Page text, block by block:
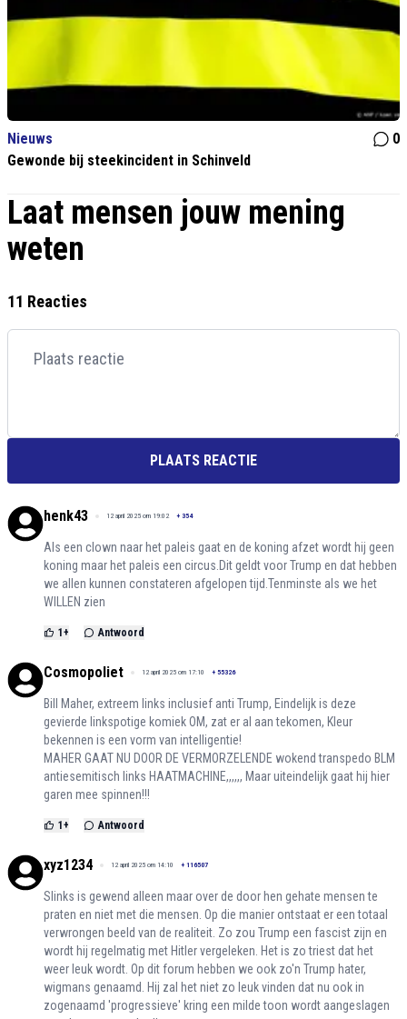
Nieuws
0
Gewonde bij steekincident in Schinveld
Laat mensen jouw mening
weten
11 Reacties
PLAATS REACTIE
henk43 12 april 2025 om 19:02 + 354
Als een clown naar het paleis gaat en de koning afzet wordt hij geen
koning maar het paleis een circus.Dit geldt voor Trump en dat hebben
we allen kunnen constateren afgelopen tijd.Tenminste als we het
WILLEN zien
1+ Antwoord
Cosmopoliet 12 april 2025 om 17:10 + 55326
Bill Maher, extreem links inclusief anti Trump, Eindelijk is deze
gevierde linkspotige komiek OM, zat er al aan tekomen, Kleur
bekennen is een vorm van intelligentie!
MAHER GAAT NU DOOR DE VERMORZELENDE wokend transpedo BLM
antiesemitisch links HAATMACHINE,,,,,, Maar uiteindelijk gaat hij hier
garen mee spinnen!!!
1+ Antwoord
xyz1234 12 april 2025 om 14:10 + 116507
Slinks is gewend alleen maar over de door hen gehate mensen te
praten en niet met die mensen. Op die manier ontstaat er een totaal
verwrongen beeld van de realiteit. Zo zou Trump een fascist zijn en
wordt hij regelmatig met Hitler vergeleken. Het is zo triest dat het
weer leuk wordt. Op dit forum hebben we ook zo'n Trump hater,
wigmans genaamd. Hij zal het niet zo leuk vinden dat nu ook in
zogenaamd 'progressieve' kring een milde toon wordt aangeslagen